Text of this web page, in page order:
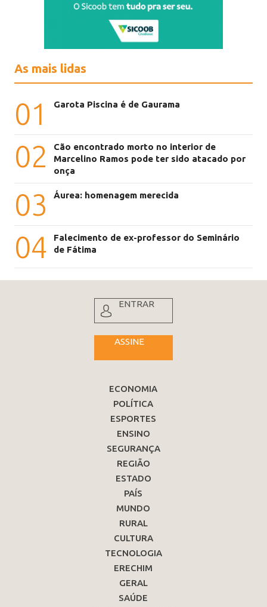
As mais lidas
01 Garota Piscina é de Gaurama
02
Cão encontrado morto no interior de
Marcelino Ramos pode ter sido atacado por
onça
03 Áurea: homenagem merecida
04
Falecimento de ex-professor do Seminário
de Fátima
ENTRAR
ASSINE
ECONOMIA
POLÍTICA
ESPORTES
ENSINO
SEGURANÇA
REGIÃO
ESTADO
PAÍS
MUNDO
RURAL
CULTURA
TECNOLOGIA
ERECHIM
GERAL
SAÚDE